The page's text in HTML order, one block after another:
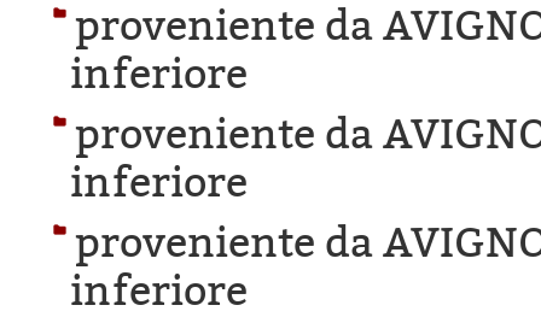
proveniente da
inferiore
proveniente da
inferiore
proveniente da
inferiore